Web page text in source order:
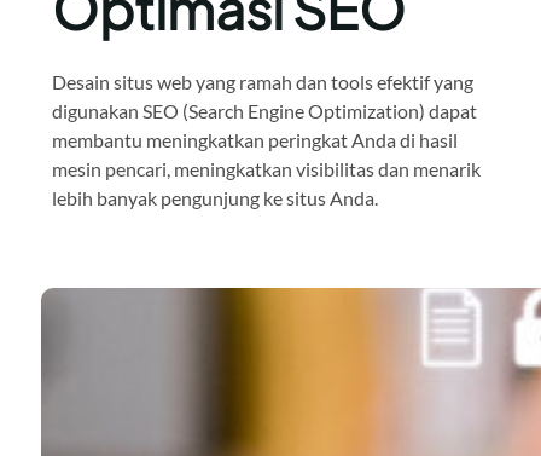
Desain situs web yang ramah dan tools efektif yang
digunakan SEO (Search Engine Optimization) dapat
membantu meningkatkan peringkat Anda di hasil
mesin pencari, meningkatkan visibilitas dan menarik
lebih banyak pengunjung ke situs Anda.